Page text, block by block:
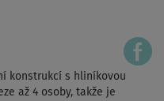
konstrukcí s hliníkovou
až 4 osoby, takže je